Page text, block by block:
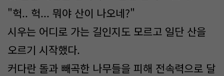
"헉.. 헉... 뭐야 산이 나오네?"
시우는 어디로 가는 길인지도 모르고 일단 산을
오르기 시작했다.
커다란 돌과 빼곡한 나무들을 피해 전속력으로 달